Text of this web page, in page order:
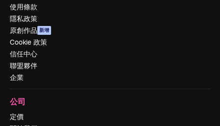
使用條款
隱私政策
原創作品 新增
Cookie 政策
信任中心
聯盟夥伴
企業
公司
定價